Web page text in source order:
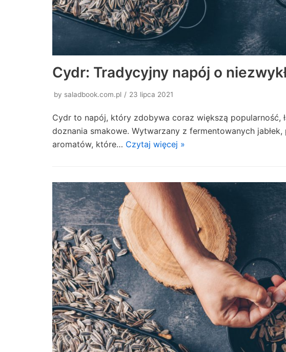
Cydr: Tradycyjny napój o
by saladbook.com.pl 23 lipca 2021
Cydr to napój, który zdobywa coraz większą popularność,
doznania smakowe. Wytwarzany z fermentowanych
aromatów, które… Czytaj więcej »